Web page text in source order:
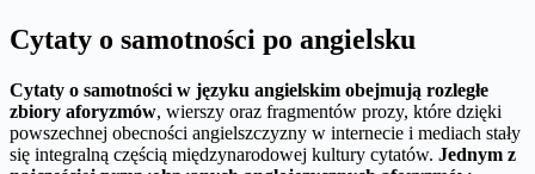
Cytaty o samotności po angielsku
Cytaty o samotności w języku angielskim obejmują rozległe
zbiory aforyzmów, wierszy oraz fragmentów prozy, które dzięki
powszechnej obecności angielszczyzny w internecie i mediach stały
się integralną częścią międzynarodowej kultury cytatów. Jednym z